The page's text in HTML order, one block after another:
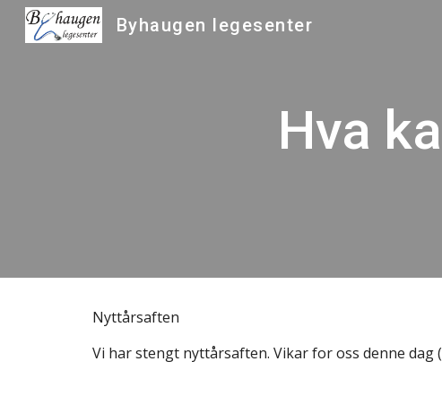
Byhaugen legesenter
Hva
Nyttårsaften
Vi har stengt nyttårsaften. Vikar for oss denne dag